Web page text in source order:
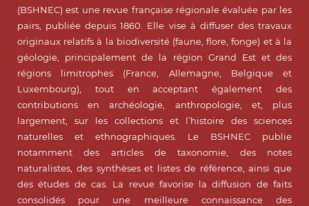
(BSHNEC) est une revue française régionale évaluée par les
pairs, publiée depuis 1860. Elle vise à diffuser des travaux
originaux relatifs à la biodiversité (faune, flore, fonge) et à la
géologie, principalement de la région Grand Est et des
régions limitrophes (France, Allemagne, Belgique et
Luxembourg), tout en acceptant également des
contributions en archéologie, anthropologie, et, plus
largement, sur les collections et l’histoire des sciences
naturelles et ethnographiques. Le BSHNEC publie
notamment des articles de taxonomie, des notes
naturalistes, des synthèses et listes de référence, ainsi que
des études de cas. La revue favorise la diffusion de faits
consolidés pour une meilleure connaissance des